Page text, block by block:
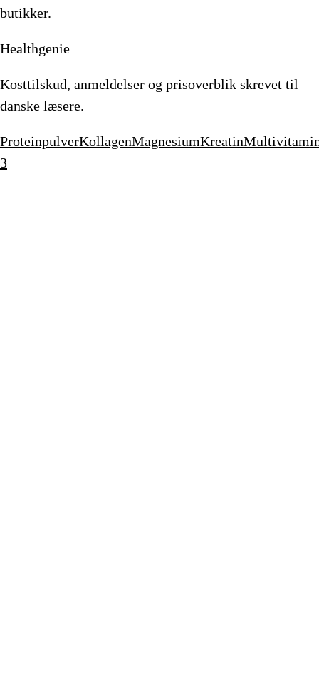
butikker.
Healthgenie
Kosttilskud, anmeldelser og prisoverblik skrevet til
danske læsere.
ProteinpulverKollagenMagnesiumKreatin
3